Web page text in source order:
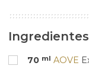
Ingredientes
70 ml AOVE